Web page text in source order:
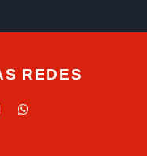
REDES